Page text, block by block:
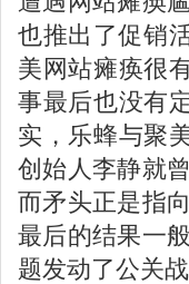
也推出了促销
美网站瘫痪很
事最后也没有
实，乐蜂与聚
创始人李静就
而矛头正是指
最后的结果一
题发动了公关战